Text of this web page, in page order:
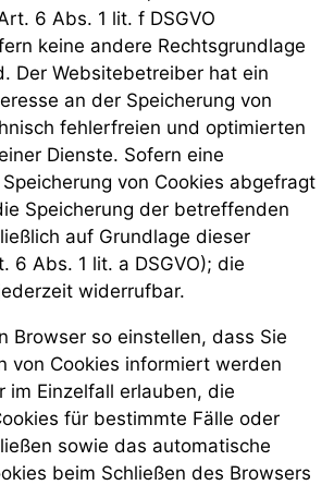
6 Abs. 1 lit. f DSGVO
keine andere Rechtsgrundlage
Der Websitebetreiber hat ein
an der Speicherung von
fehlerfreien und optimierten
Dienste. Sofern eine
von Cookies abgefragt
Speicherung der betreffenden
auf Grundlage dieser
6 Abs. 1 lit. a DSGVO); die
widerrufbar.
Browser so einstellen, dass Sie
von Cookies informiert werden
im Einzelfall erlauben, die
für bestimmte Fälle oder
sowie das automatische
beim Schließen des Browsers